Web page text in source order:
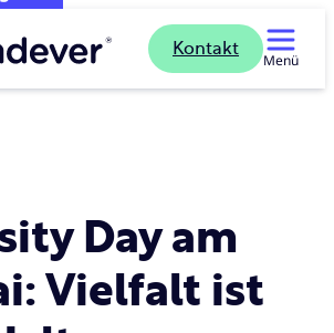
Kontakt
Menü
Day am
Vielfalt ist